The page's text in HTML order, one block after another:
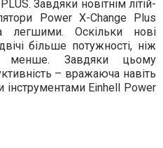
Завдяки новітнім літій-
Power X-Change Plus
легшими. Оскільки нові
більше потужності, ніж
менше. Завдяки цьому
– вражаюча навіть
інструментами Einhell Power